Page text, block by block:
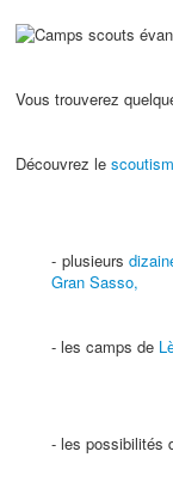
Vous trouverez
Découvrez le
- plusieurs
Gran Sasso,
- les camps de
- les possibilités